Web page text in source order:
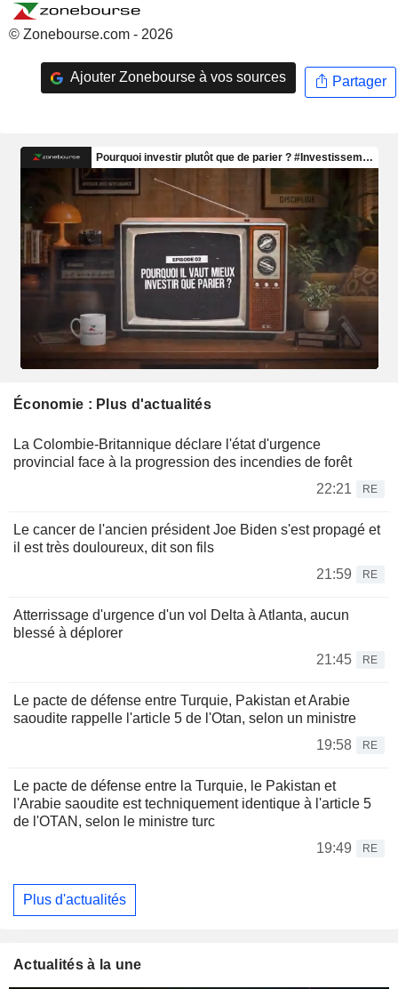
© Zonebourse.com - 2026
Ajouter Zonebourse à vos sources Partager
Économie : Plus d'actualités
La Colombie-Britannique déclare l'état d'urgence
provincial face à la progression des incendies de forêt
22:21
RE
Le cancer de l'ancien président Joe Biden s'est propagé et
il est très douloureux, dit son fils
21:59
RE
Atterrissage d'urgence d'un vol Delta à Atlanta, aucun
blessé à déplorer
21:45
RE
Le pacte de défense entre Turquie, Pakistan et Arabie
saoudite rappelle l'article 5 de l'Otan, selon un ministre
19:58
RE
Le pacte de défense entre la Turquie, le Pakistan et
l'Arabie saoudite est techniquement identique à l'article 5
de l'OTAN, selon le ministre turc
19:49
RE
Plus d'actualités
Actualités à la une